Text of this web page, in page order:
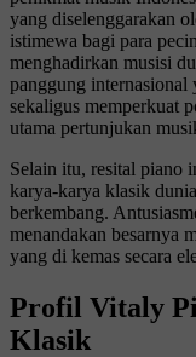
yang diselenggarakan
istimewa bagi para
menghadirkan musisi
panggung
sekaligus memperkuat
utama pertunjukan
Selain itu, resital piano
karya-karya klasik
berkembang.
menandakan besarnya
yang di kemas secara
Profil Vitaly
Klasik